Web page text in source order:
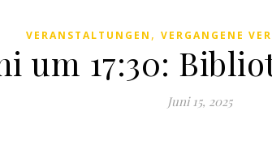
VERANSTALTUNGEN , VERGANGENE
um 17:30:
Juni 15, 2025